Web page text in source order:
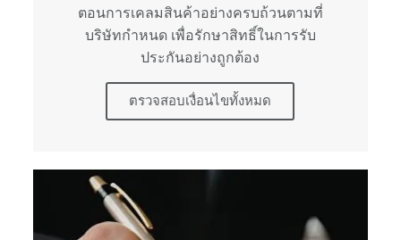
ตอนการเคลมสินค้าอย่างครบถ้วนตามที่
บริษัทกำหนด เพื่อรักษาสิทธิ์ในการรับ
ประกันอย่างถูกต้อง
ตรวจสอบเงื่อนไขทั้งหมด